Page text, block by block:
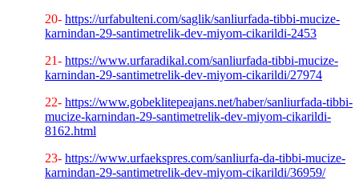
20- https://urfabulteni.com/saglik/sanliurfada-tibbi-mucize-
karnindan-29-santimetrelik-dev-miyom-cikarildi-2453
21- https://www.urfaradikal.com/sanliurfada-tibbi-mucize-
karnindan-29-santimetrelik-dev-miyom-cikarildi/27974
22- https://www.gobeklitepeajans.net/haber/sanliurfada-tibbi-
mucize-karnindan-29-santimetrelik-dev-miyom-cikarildi-
8162.html
23- https://www.urfaekspres.com/sanliurfa-da-tibbi-mucize-
karnindan-29-santimetrelik-dev-miyom-cikarildi/36959/